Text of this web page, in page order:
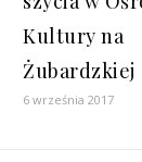
Kultury na
Żubardzkiej
6 września 2017